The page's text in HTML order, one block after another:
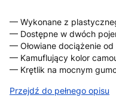
— Wykonane z
— Dostępne w dwóch
— Ołowiane dociążenie
— Kamuflujący kolor
— Krętlik na mocnym
Przejdź do pełnego opisu